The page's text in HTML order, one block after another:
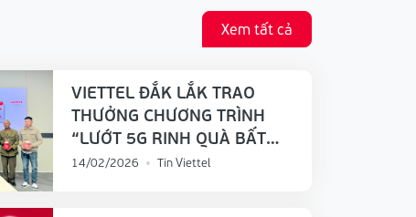
Xem tất cả
VIETTEL ĐẮK LẮK TRAO
THƯỞNG CHƯƠNG TRÌNH
“LƯỚT 5G RINH QUÀ BẤT
NGỜ” – DÀNH CHO 36
14/02/2026 Tin Viettel